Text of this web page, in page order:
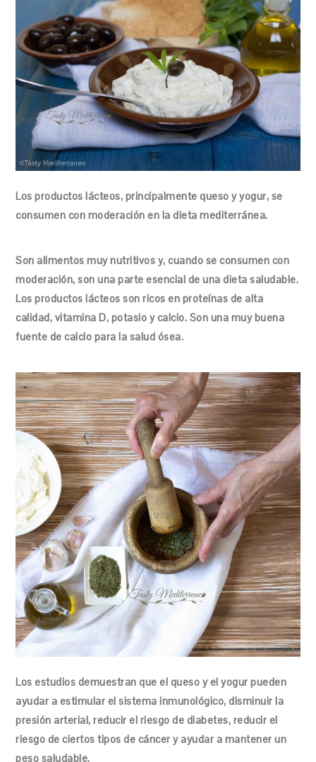
Los productos lácteos, principalmente queso y yogur, se
consumen con moderación en la dieta mediterránea.
Son alimentos muy nutritivos y, cuando se consumen con
moderación, son una parte esencial de una dieta saludable.
Los productos lácteos son ricos en proteínas de alta
calidad, vitamina D, potasio y calcio. Son una muy buena
fuente de calcio para la salud ósea.
Los estudios demuestran que el queso y el yogur pueden
ayudar a estimular el sistema inmunológico, disminuir la
presión arterial, reducir el riesgo de diabetes, reducir el
riesgo de ciertos tipos de cáncer y ayudar a mantener un
peso saludable.